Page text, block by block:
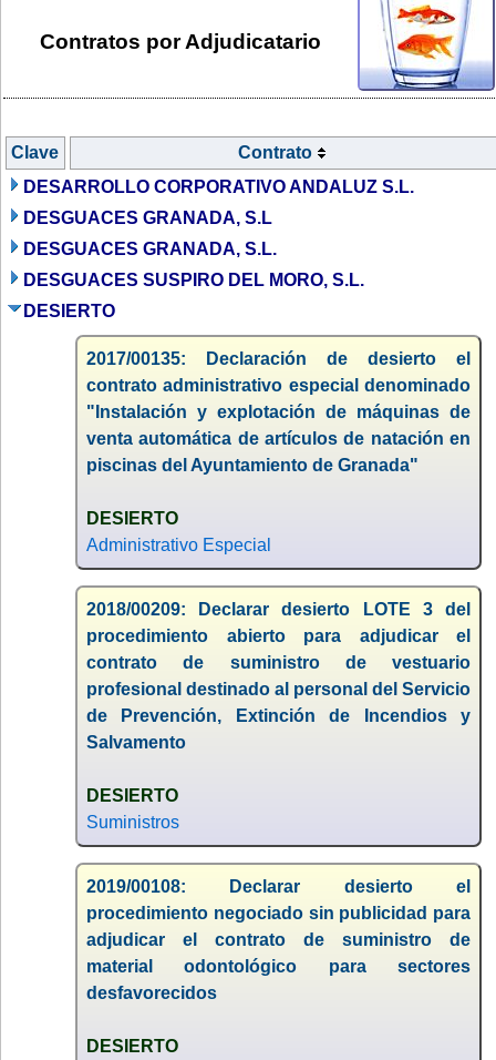
Contratos por Adjudicatario
Clave
Contrato
DESARROLLO CORPORATIVO ANDALUZ S.L.
DESGUACES GRANADA, S.L
DESGUACES GRANADA, S.L.
DESGUACES SUSPIRO DEL MORO, S.L.
DESIERTO
2017/00135: Declaración de desierto el
contrato administrativo especial denominado
"Instalación y explotación de máquinas de
venta automática de artículos de natación en
piscinas del Ayuntamiento de Granada"
DESIERTO
Administrativo Especial
2018/00209: Declarar desierto LOTE 3 del
procedimiento abierto para adjudicar el
contrato de suministro de vestuario
profesional destinado al personal del Servicio
de Prevención, Extinción de Incendios y
Salvamento
DESIERTO
Suministros
2019/00108: Declarar desierto el
procedimiento negociado sin publicidad para
adjudicar el contrato de suministro de
material odontológico para sectores
desfavorecidos
DESIERTO